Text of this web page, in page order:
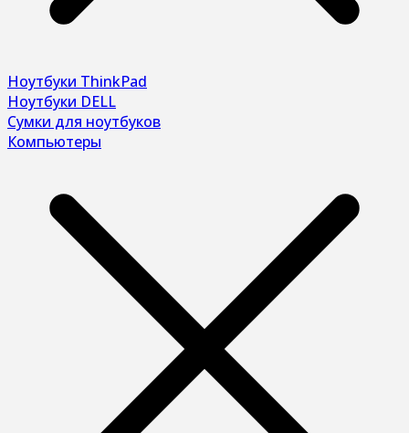
Ноутбуки ThinkPad
Ноутбуки DELL
Сумки для ноутбуков
Компьютеры